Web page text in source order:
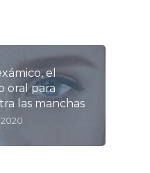
el
oral para
las manchas